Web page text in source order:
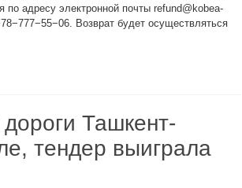
по адресу электронной почты refund@kobea-
Возврат будет осуществляться
Ташкент-
тендер выиграла